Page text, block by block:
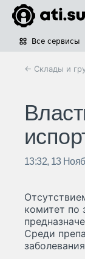
Все сервисы
← Склады и
13:32, 13
комитет по
Среди